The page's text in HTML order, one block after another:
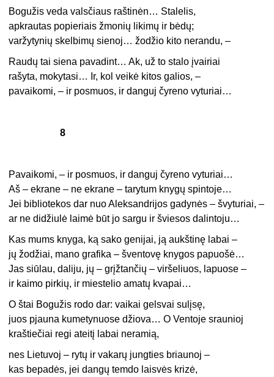
Bogužis veda valsčiaus raštinėn… Stalelis,
apkrautas popieriais žmonių likimų ir bėdų;
varžytynių skelbimų sienoj… žodžio kito nerandu, –
Raudų tai siena pavadint… Ak, už to stalo įvairiai
rašyta, mokytasi… Ir, kol veikė kitos galios, –
pavaikomi, – ir posmuos, ir danguj čyreno vyturiai…
8
Pavaikomi, – ir posmuos, ir danguj čyreno vyturiai…
Aš – ekrane – ne ekrane – tarytum knygų spintoje…
Jei bibliotekos dar nuo Aleksandrijos gadynės – švyturiai, –
ar ne didžiulė laimė būt jo sargu ir šviesos dalintoju…
Kas mums knyga, ką sako genijai, ją aukštinę labai –
jų žodžiai, mano grafika – šventovę knygos papuošė…
Jas siūlau, daliju, jų – grįžtančių – viršeliuos, lapuose –
ir kaimo pirkių, ir miestelio amatų kvapai…
O štai Bogužis rodo dar: vaikai gelsvai sulįsę,
juos pjauna kumetynuose džiova… O Ventoje sraunioj
kraštiečiai regi ateitį labai neramią,
nes Lietuvoj – rytų ir vakarų jungties briaunoj –
kas bepadės, jei dangų temdo laisvės krizė,